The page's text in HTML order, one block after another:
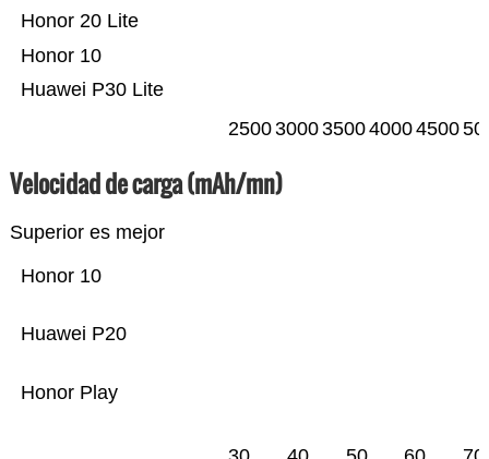
Huawei P30 Lite
Honor 10
Honor 20 Lite
25003000350040004500
Velocidad de carga (mAh/mn)
Superior es mejor
Honor Play
Huawei P20
Honor 10